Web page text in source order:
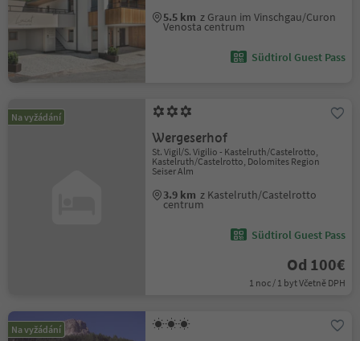
5.5 km z Graun im Vinschgau/Curon
Venosta centrum
Südtirol Guest Pass
Na vyžádání
Wergeserhof
St. Vigil/S. Vigilio - Kastelruth/Castelrotto,
Kastelruth/Castelrotto, Dolomites Region
Seiser Alm
3.9 km z Kastelruth/Castelrotto
centrum
Südtirol Guest Pass
Od 100€
1 noc / 1 byt Včetně DPH
Na vyžádání